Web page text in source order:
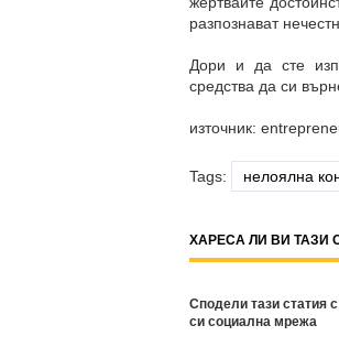
разпознават
Дори и да сте
средства да си
източник:
Tags: нелоялна
ХАРЕСА ЛИ ВИ ТАЗИ
Сподели тази статия
си социална мрежа